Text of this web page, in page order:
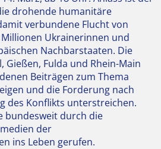
drohende humanitäre
verbundene Flucht von
Ukrainerinnen und
Nachbarstaaten. Die
Gießen, Fulda und Rhein-Main
Beiträgen zum Thema
und die Forderung nach
des Konflikts unterstreichen.
bundesweit durch die
der
ins Leben gerufen.